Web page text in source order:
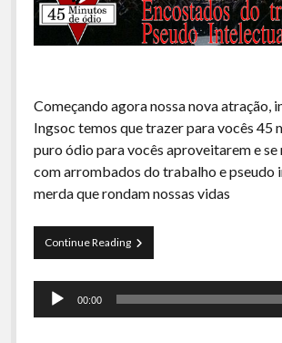
A Ripa É a Lei
Especiais
Começando agora nossa nova atração,
Ingsoc temos que trazer para vocês 45
puro ódio para vocês aproveitarem e
com arrombados do trabalho e pseudo
merda que rondam nossas vidas
Continue Reading45
Minutos
–
Tocador
00:00